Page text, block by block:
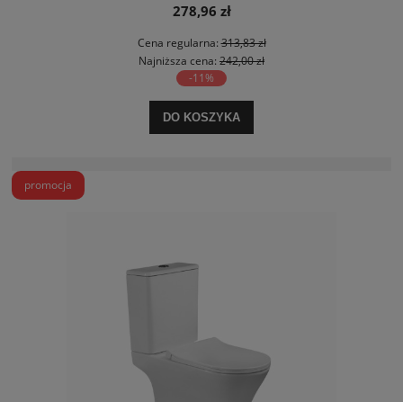
278,96 zł
Cena regularna:313,83 zł
Najniższa cena: 242,00 zł
-11%
DO KOSZYKA
promocja